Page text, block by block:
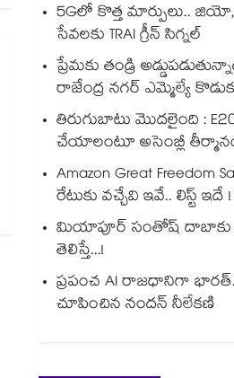
5Gలో కొత్త మార్పులు..
సేవలకు TRAI గ్రీన్ సిగ్నల్
ప్రేమకు తండ్రి
రాజేంద్ర నగర్ ఎమ్మెల్యే
తిరుగుబాటు మొదలైంది :
చేయాలంటూ అసెంబ్లీ
Amazon Great Freedom
రేటుకు వచ్చేవి ఇవే.. లిస్ట్ ఇదే !
మియాపూర్ సంతోష్ దాబాకు
తెలిస్తే...!
ప్రపంచ AI రాజధానిగా
చూపించిన నందన్ నీలేకణి